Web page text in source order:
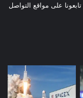
تابعونا على مواقع التواصل